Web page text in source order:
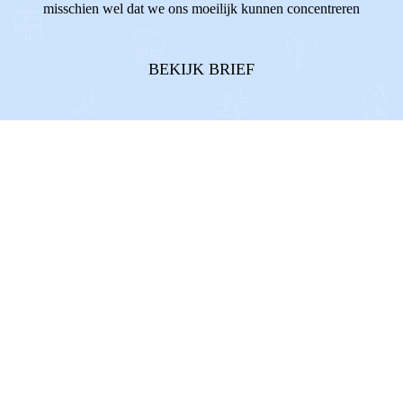
misschien wel dat we ons moeilijk kunnen concentreren
BEKIJK BRIEF